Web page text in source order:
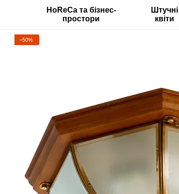
HoReCa та бізнес-
простори
Штучні
квіти
−50%